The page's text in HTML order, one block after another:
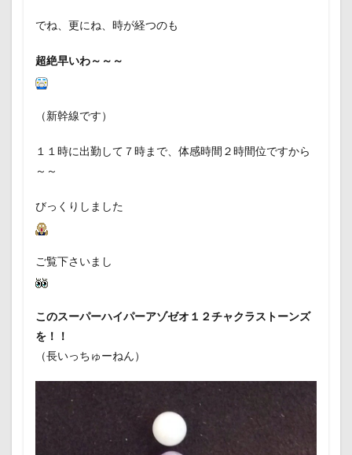
でね、更にね、時が経つのも
超絶早いわ～～～
（新幹線です）
１１時に出勤して７時まで、体感時間２時間位ですから
～～
びっくりしました
ご覧下さいまし
このスーパーハイパーアゾゼオ１２チャクラストーンズ
を！！
（長いっちゅーねん）